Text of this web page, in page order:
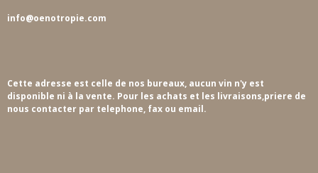
info@oenotropie.com
Cette adresse est celle de nos bureaux, aucun vin n'y est
disponible ni à la vente. Pour les achats et les livraisons,priere de
nous contacter par telephone, fax ou email.